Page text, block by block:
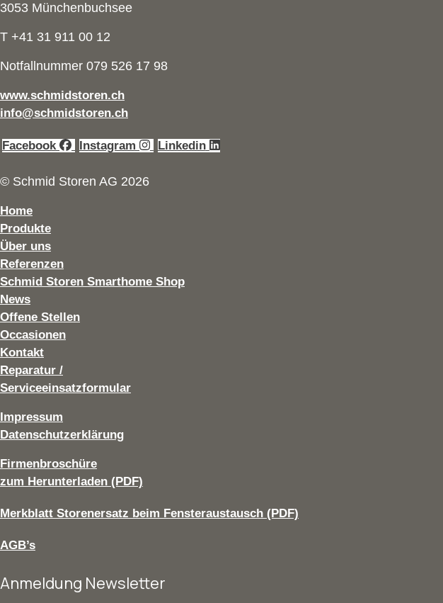
3053 Münchenbuchsee
T +41 31 911 00 12
Notfallnummer 079 526 17 98
www.schmidstoren.ch
info@schmidstoren.ch
Facebook Instagram Linkedin
© Schmid Storen AG 2026
Home
Produkte
Über uns
Referenzen
Schmid Storen Smarthome Shop
News
Offene Stellen
Occasionen
Kontakt
Reparatur /
Serviceeinsatzformular
Impressum
Datenschutzerklärung
Firmenbroschüre
zum Herunterladen (PDF)
Merkblatt Storenersatz beim Fensteraustausch (PDF)
AGB’s
Anmeldung Newsletter